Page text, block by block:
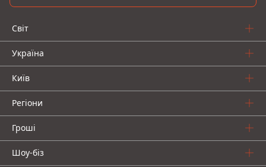
Світ
Україна
Київ
Регіони
Гроші
Шоу-біз